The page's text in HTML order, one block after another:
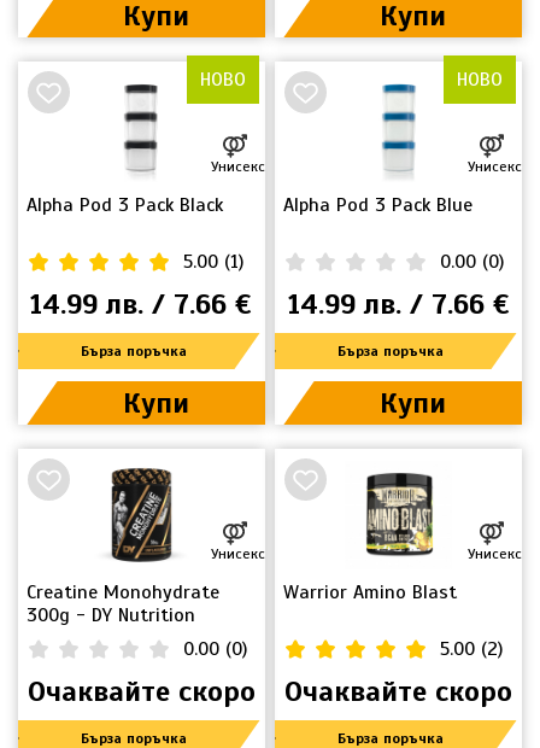
Купи Купи
НОВО
Alpha Pod 3 Pack Black
Унисекс
5.00 (1)
14.99 лв. / 7.66 €
Бърза поръчка
Купи
НОВО
Alpha Pod 3 Pack Blue
Унисекс
0.00 (0)
14.99 лв. / 7.66 €
Бърза поръчка
Купи
Creatine Monohydrate
300g - DY Nutrition
Унисекс
0.00 (0)
Очаквайте скоро
Бърза поръчка
Warrior Amino Blast
Унисекс
5.00 (2)
Очаквайте скоро
Бърза поръчка